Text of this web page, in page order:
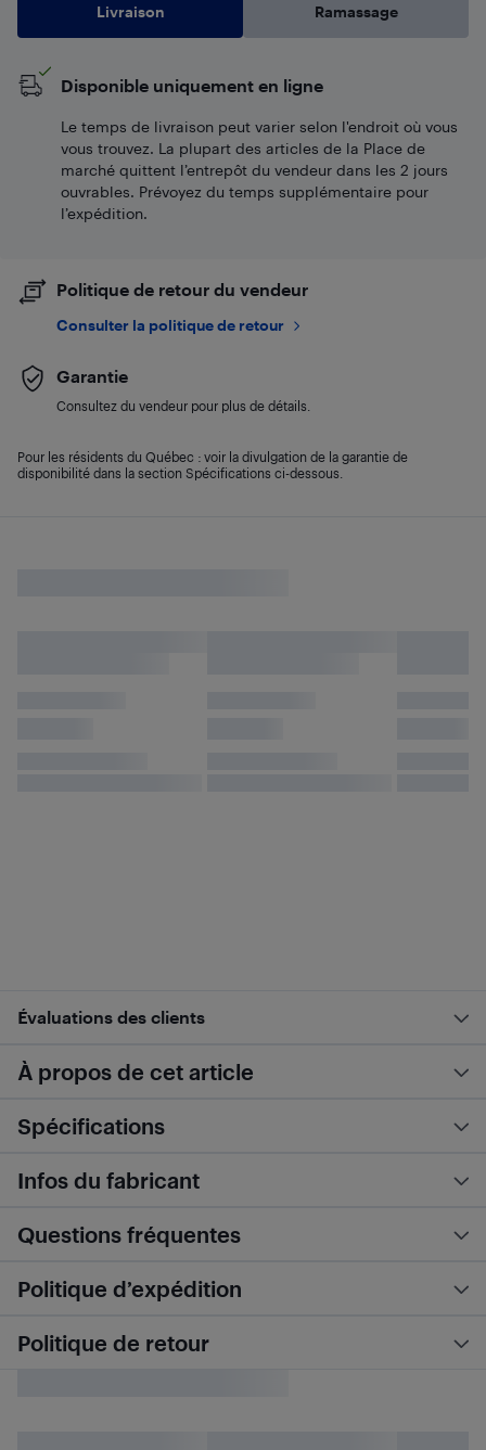
Livraison Ramassage
Disponible uniquement en ligne
Le temps de livraison peut varier selon l'endroit où vous
vous trouvez. La plupart des articles de la Place de
marché quittent l’entrepôt du vendeur dans les 2 jours
ouvrables. Prévoyez du temps supplémentaire pour
l’expédition.
Politique de retour du vendeur
Consulter la politique de retour
Garantie
Consultez du vendeur pour plus de détails.
Pour les résidents du Québec : voir la divulgation de la garantie de
disponibilité dans la section Spécifications ci-dessous.
Évaluations des clients
À propos de cet article
Spécifications
Infos du fabricant
Questions fréquentes
Politique d’expédition
Politique de retour